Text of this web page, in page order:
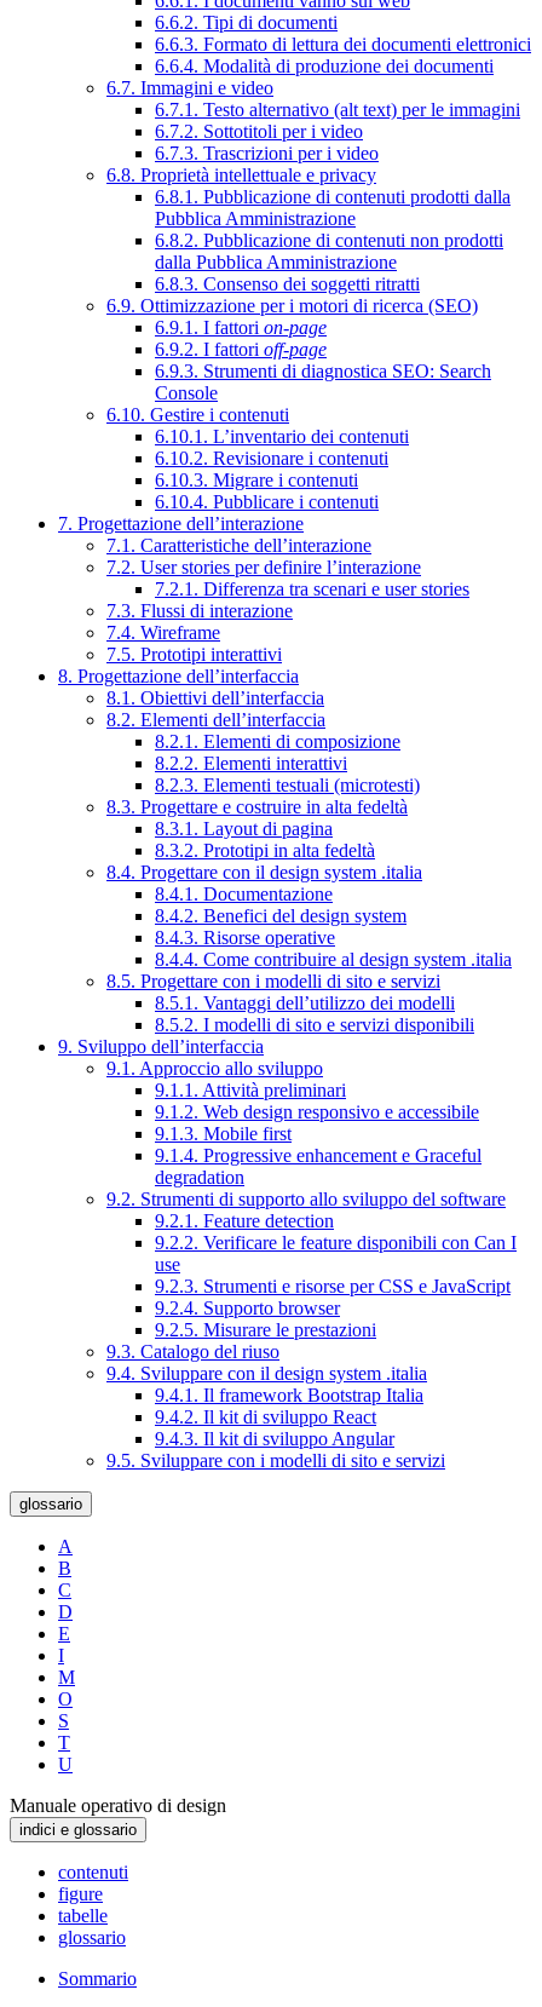
6.6.2. Tipi di documenti
6.6.3. Formato di lettura dei documenti elettronici
6.6.4. Modalità di produzione dei documenti
6.7. Immagini e video
6.7.1. Testo alternativo (alt text) per le immagini
6.7.2. Sottotitoli per i video
6.7.3. Trascrizioni per i video
6.8. Proprietà intellettuale e privacy
6.8.1. Pubblicazione di contenuti prodotti dalla
Pubblica Amministrazione
6.8.2. Pubblicazione di contenuti non prodotti
dalla Pubblica Amministrazione
6.8.3. Consenso dei soggetti ritratti
6.9. Ottimizzazione per i motori di ricerca (SEO)
6.9.1. I fattori on-page
6.9.2. I fattori off-page
6.9.3. Strumenti di diagnostica SEO: Search
Console
6.10. Gestire i contenuti
6.10.1. L’inventario dei contenuti
6.10.2. Revisionare i contenuti
6.10.3. Migrare i contenuti
6.10.4. Pubblicare i contenuti
7. Progettazione dell’interazione
7.1. Caratteristiche dell’interazione
7.2. User stories per definire l’interazione
7.2.1. Differenza tra scenari e user stories
7.3. Flussi di interazione
7.4. Wireframe
7.5. Prototipi interattivi
8. Progettazione dell’interfaccia
8.1. Obiettivi dell’interfaccia
8.2. Elementi dell’interfaccia
8.2.1. Elementi di composizione
8.2.2. Elementi interattivi
8.2.3. Elementi testuali (microtesti)
8.3. Progettare e costruire in alta fedeltà
8.3.1. Layout di pagina
8.3.2. Prototipi in alta fedeltà
8.4. Progettare con il design system .italia
8.4.1. Documentazione
8.4.2. Benefici del design system
8.4.3. Risorse operative
8.4.4. Come contribuire al design system .italia
8.5. Progettare con i modelli di sito e servizi
8.5.1. Vantaggi dell’utilizzo dei modelli
8.5.2. I modelli di sito e servizi disponibili
9. Sviluppo dell’interfaccia
9.1. Approccio allo sviluppo
9.1.1. Attività preliminari
9.1.2. Web design responsivo e accessibile
9.1.3. Mobile first
9.1.4. Progressive enhancement e Graceful
degradation
9.2. Strumenti di supporto allo sviluppo del software
9.2.1. Feature detection
9.2.2. Verificare le feature disponibili con Can I
use
9.2.3. Strumenti e risorse per CSS e JavaScript
9.2.4. Supporto browser
9.2.5. Misurare le prestazioni
9.3. Catalogo del riuso
9.4. Sviluppare con il design system .italia
9.4.1. Il framework Bootstrap Italia
9.4.2. Il kit di sviluppo React
9.4.3. Il kit di sviluppo Angular
9.5. Sviluppare con i modelli di sito e servizi
glossario
A
B
C
D
E
I
M
O
S
T
U
Manuale operativo di design
indici e glossario
contenuti
figure
tabelle
glossario
Sommario